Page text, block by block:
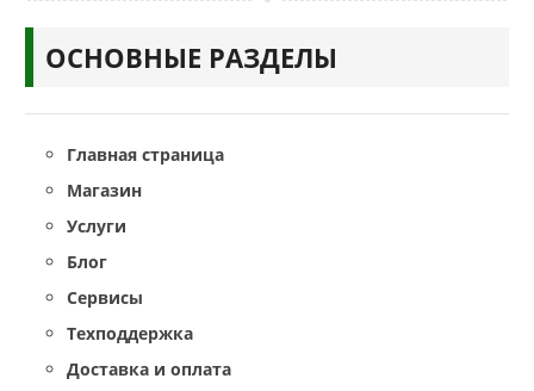
ОСНОВНЫЕ РАЗДЕЛЫ
Главная страница
Магазин
Услуги
Блог
Сервисы
Техподдержка
Доставка и оплата